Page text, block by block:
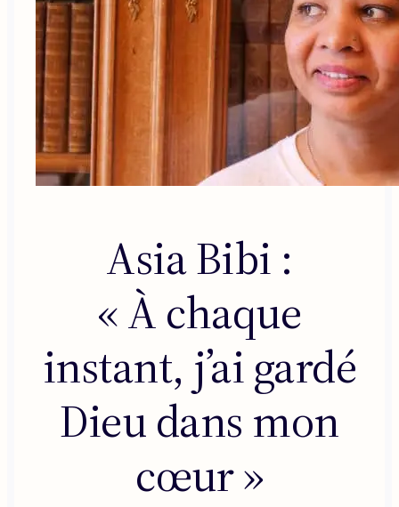
Asia Bibi :
« À chaque
instant, j’ai gardé
Dieu dans mon
cœur »